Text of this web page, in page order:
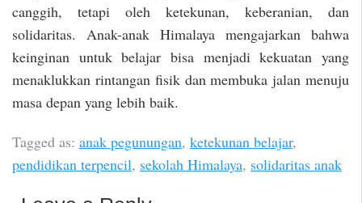
canggih, tetapi oleh ketekunan, keberanian, dan
solidaritas. Anak-anak Himalaya mengajarkan bahwa
keinginan untuk belajar bisa menjadi kekuatan yang
menaklukkan rintangan fisik dan membuka jalan menuju
masa depan yang lebih baik.
Tagged as: anak pegunungan, ketekunan belajar,
pendidikan terpencil, sekolah Himalaya, solidaritas anak